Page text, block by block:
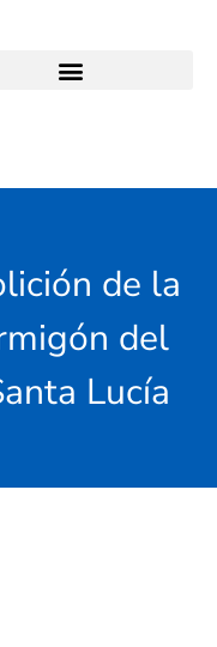
de la
del
Lucía